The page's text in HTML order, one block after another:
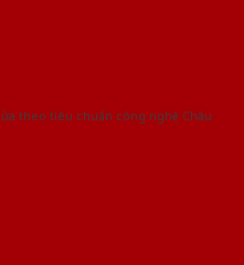
theo tiêu chuẩn công nghệ Châu